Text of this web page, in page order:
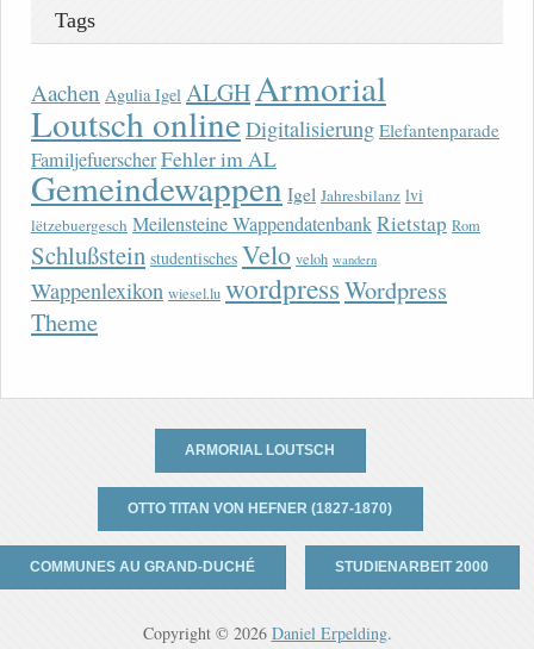
Tags
Aachen Agulia Igel ALGHArmorial
Loutsch onlineDigitalisierung Elefantenparade
FamiljefuerscherFehler im AL
Gemeindewappen Igel Jahresbilanz lvi
lëtzebuergesch Meilensteine WappendatenbankRietstap Rom
Schlußstein studentisches Velo veloh wandern
Wappenlexikon wiesel.lu wordpressWordpress
Theme
ARMORIAL LOUTSCH
OTTO TITAN VON HEFNER (1827-1870)
COMMUNES AU GRAND-DUCHÉ STUDIENARBEIT 2000
Copyright © 2026 Daniel Erpelding.